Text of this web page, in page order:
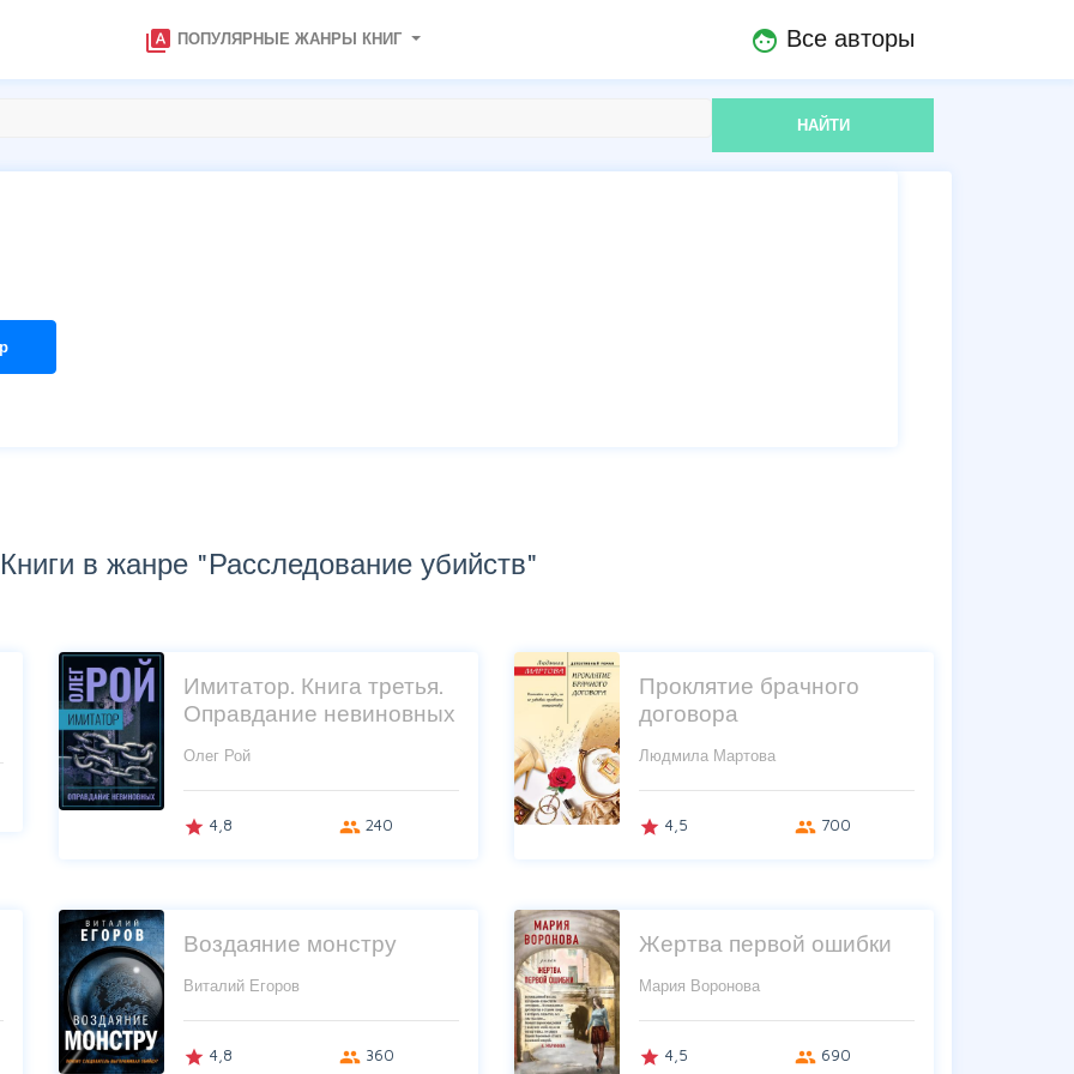
type_specimen ПОПУЛЯРНЫЕ ЖАНРЫ КНИГ face Все авторы
НАЙТИ
Книги в жанре "Расследование убийств"
Имитатор. Книга третья.
Оправдание невиновных
Олег Рой
grade 4,8 group 240
Проклятие брачного
договора
Людмила Мартова
grade 4,5 group 700
Воздаяние монстру
Виталий Егоров
grade 4,8 group 360
Жертва первой ошибки
Мария Воронова
grade 4,5 group 690